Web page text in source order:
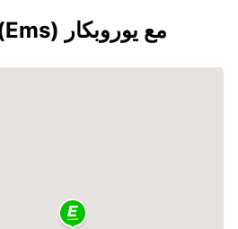
اكتشف Lingen (Ems) مع يوروبكار